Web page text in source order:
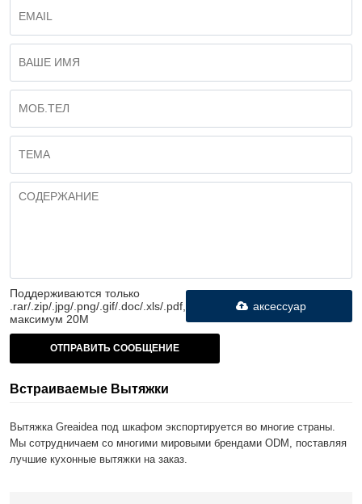
Поддерживаются только
.rar/.zip/.jpg/.png/.gif/.doc/.xls/.pdf,
максимум 20M
аксессуар
ОТПРАВИТЬ СООБЩЕНИЕ
Встраиваемые Вытяжки
Вытяжка Greaidea под шкафом экспортируется во многие страны.
Мы сотрудничаем со многими мировыми брендами ODM, поставляя
лучшие кухонные вытяжки на заказ.